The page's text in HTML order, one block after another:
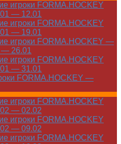
игроки FORMA.HOCKEY
— 12.01
игроки FORMA.HOCKEY
— 19.01
игроки FORMA.HOCKEY —
— 26.01
игроки FORMA.HOCKEY
— 31.01
FORMA.HOCKEY —
игроки FORMA.HOCKEY
— 02.02
игроки FORMA.HOCKEY
— 09.02
игроки FORMA.HOCKEY